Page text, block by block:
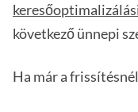
következő ünnepi
Ha már a